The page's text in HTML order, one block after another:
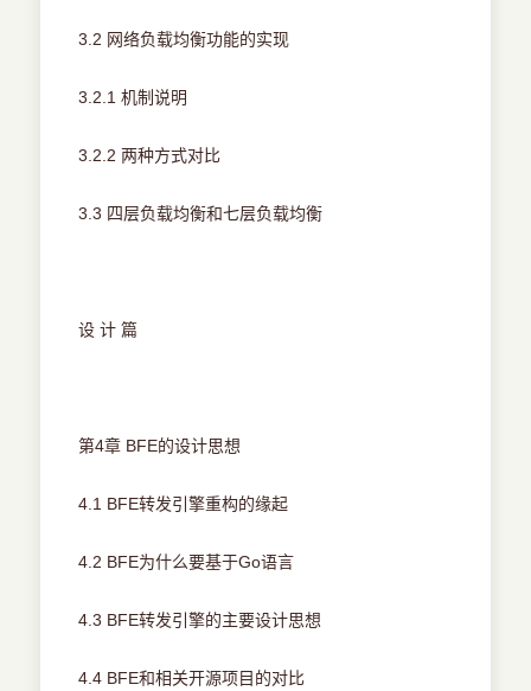
3.2 网络负载均衡功能的实现
3.2.1 机制说明
3.2.2 两种方式对比
3.3 四层负载均衡和七层负载均衡
设 计 篇
第4章 BFE的设计思想
4.1 BFE转发引擎重构的缘起
4.2 BFE为什么要基于Go语言
4.3 BFE转发引擎的主要设计思想
4.4 BFE和相关开源项目的对比